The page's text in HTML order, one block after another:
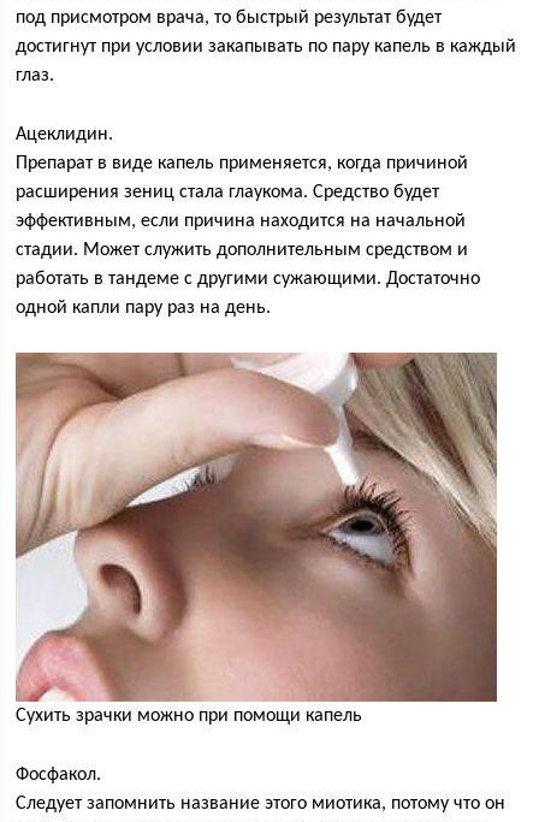
под присмотром врача, то быстрый результат будет
достигнут при условии закапывать по пару капель в каждый
глаз.
Ацеклидин.
Препарат в виде капель применяется, когда причиной
расширения зениц стала глаукома. Средство будет
эффективным, если причина находится на начальной
стадии. Может служить дополнительным средством и
работать в тандеме с другими сужающими. Достаточно
одной капли пару раз на день.
Сухить зрачки можно при помощи капель
Фосфакол.
Следует запомнить название этого миотика, потому что он